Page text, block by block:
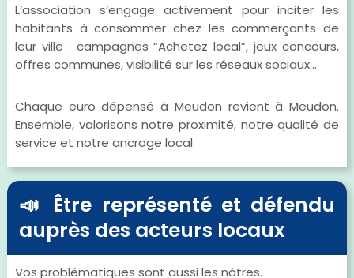
L’association s’engage activement pour inciter les
habitants à consommer chez les commerçants de
leur ville : campagnes “Achetez local”, jeux concours,
offres communes, visibilité sur les réseaux sociaux…
Chaque euro dépensé à Meudon revient à Meudon.
Ensemble, valorisons notre proximité, notre qualité de
service et notre ancrage local.
📣 Être représenté et défendu
auprès des acteurs locaux
Vos problématiques sont aussi les nôtres.